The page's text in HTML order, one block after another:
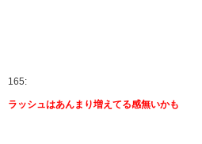
165:
ラッシュはあんまり増えてる感無いかも